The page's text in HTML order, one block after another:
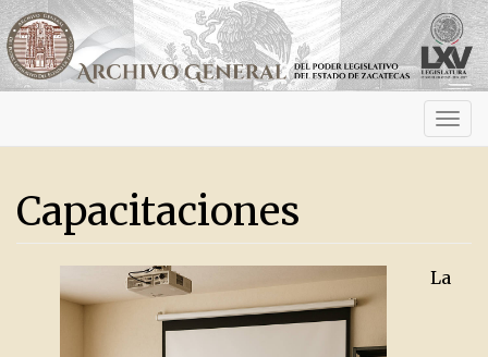
Capacitaciones
La